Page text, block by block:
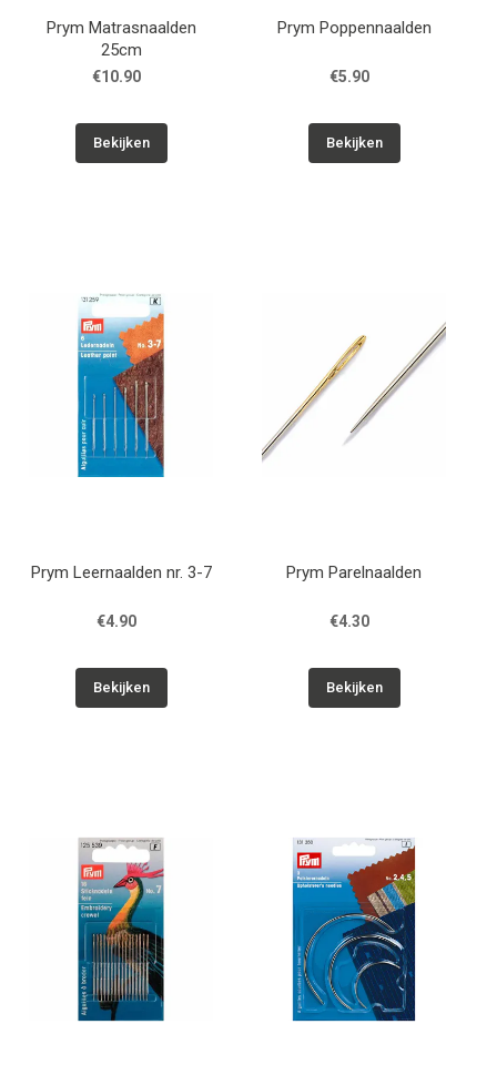
Prym Matrasnaalden
25cm
€10.90
Bekijken
Prym Poppennaalden
€5.90
Bekijken
Prym Leernaalden nr. 3-7
€4.90
Bekijken
Prym Parelnaalden
€4.30
Bekijken